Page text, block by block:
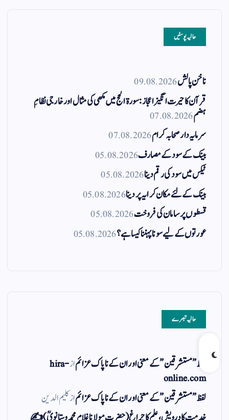
حالیہ پوسٹیں
ناخن پالش09.08.2026
قرآن کا حیرت انگیز اعجاز: سورۃ الحج میں مکھی کی مثال اور خارجی نظامِ
ہضم07.08.2026
سرمایہ دار صحابہ کرام07.08.2026
بینک کے سود کے مصارف05.08.2026
ٹیکس میں سود کی رقم دینا05.08.2026
بینک کے لئے مکان کرایہ پر دینا05.08.2026
قسطوں پر سامان کی فروخت05.08.2026
عورتوں کے لیے سونا پہننا کیسا ہے؟05.08.2026
حالیہ تبصرے
لفظ ” مستشرقین ” کے معنی اور ان کے نا پاک عزائمازhira-
online.com
لفظ ” مستشرقین ” کے معنی اور ان کے نا پاک عزائمازکلیم الدین